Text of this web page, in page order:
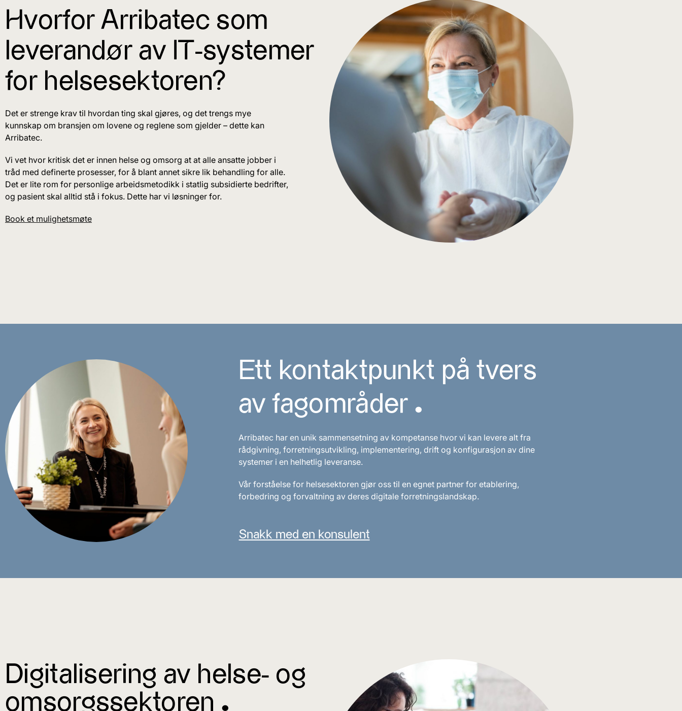
Hvorfor Arribatec som
leverandør av IT-systemer
for helsesektoren?
Det er strenge krav til hvordan ting skal gjøres, og det trengs mye
kunnskap om bransjen om lovene og reglene som gjelder – dette kan
Arribatec.
Vi vet hvor kritisk det er innen helse og omsorg at at alle ansatte jobber i
tråd med definerte prosesser, for å blant annet sikre lik behandling for alle.
Det er lite rom for personlige arbeidsmetodikk i statlig subsidierte bedrifter,
og pasient skal alltid stå i fokus. Dette har vi løsninger for.
Book et mulighetsmøte
Ett kontaktpunkt på tvers
av fagområder ^
Arribatec har en unik sammensetning av kompetanse hvor vi kan levere alt fra
rådgivning, forretningsutvikling, implementering, drift og konfigurasjon av dine
systemer i en helhetlig leveranse.
Vår forståelse for helsesektoren gjør oss til en egnet partner for etablering,
forbedring og forvaltning av deres digitale forretningslandskap.
Snakk med en konsulent
Digitalisering av helse- og
omsorgssektoren ^